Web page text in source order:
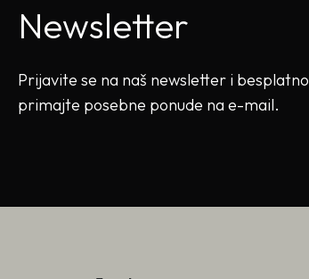
Newsletter
Prijavite se na naš newsletter i besplatno
primajte posebne ponude na e-mail.